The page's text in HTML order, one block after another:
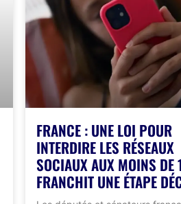
FRANCE : UNE LOI POUR
INTERDIRE LES RÉSEAUX
SOCIAUX AUX MOINS DE
FRANCHIT UNE ÉTAPE